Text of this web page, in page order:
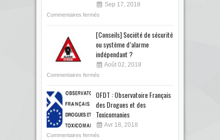
Sep 17, 2018
Commentaires fermés
[Conseils] Société de sécurité
ou système d’alarme
indépendant ?
Août 02, 2018
Commentaires fermés
OFDT : Observatoire Français
des Drogues et des
Toxicomanies
Avr 18, 2018
Commentaires fermés